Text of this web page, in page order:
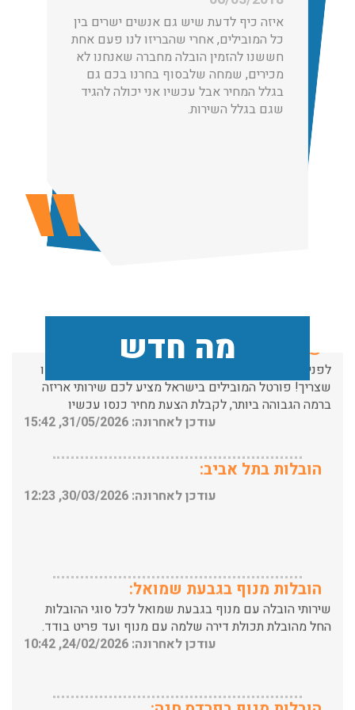
איזה כיף לדעת שיש גם אנשים ישרים בין
כל המובילים, אחרי שהבריזו לנו פעם אחת
חששנו להזמין הובלה מחברה שאנחנו לא
מכירים, שמחה שלבסוף בחרנו בכם גם
בגלל המחיר אבל עכשיו אני יכולה להגיד
שגם בגלל השירות.
מה חדש
הובלות מנוף בגבעת שמואל:
שירותי הובלה עם מנוף בגבעת שמואל לכל סוגי ההובלות
החל מהובלת תכולת דירה שלמה עם מנוף ועד פריט בודד.
העברת פריטים כבדים עם מנוף בפרדס חנה ואפשרות הובלת
שירותי אריזה:
שצריך! פורטל המובילים בישראל מציע לכם שירותי אריזה
ברמה הגבוהה ביותר, לקבלת הצעת מחיר כנסו עכשיו
עודכן לאחרונה: 31/05/2026, 15:42
הובלות בתל אביב:
עודכן לאחרונה: 30/03/2026, 12:23
החל מהובלת תכולת דירה שלמה עם מנוף ועד פריט בודד.
עודכן לאחרונה: 24/02/2026, 10:42